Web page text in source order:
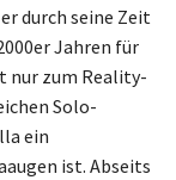
durch seine Zeit
Jahren für
nur zum Reality-
Solo-
ein
ist. Abseits